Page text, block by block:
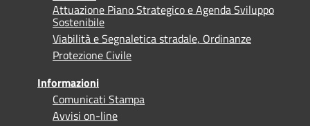
Attuazione Piano Strategico e Agenda Sviluppo
Sostenibile
Viabilità e Segnaletica stradale, Ordinanze
Protezione Civile
Informazioni
Comunicati Stampa
Avvisi on-line